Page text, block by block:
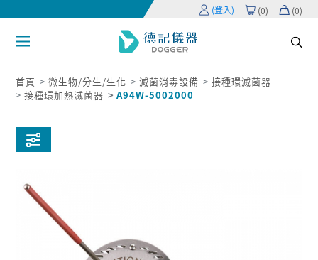
(登入) (0) (0)
首頁 微生物/分生/生化 滅菌消毒設備
接種環滅菌器
接種環加熱滅菌器
A94W-5002000